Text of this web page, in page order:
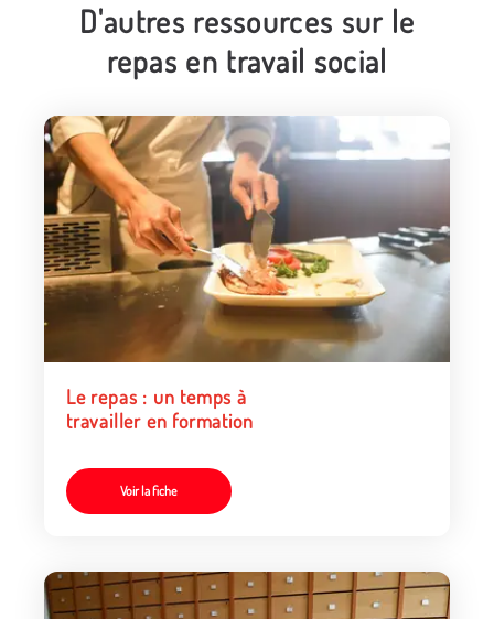
D'autres ressources sur le
repas en travail social
Le repas : un temps à
travailler en formation
Voir la fiche